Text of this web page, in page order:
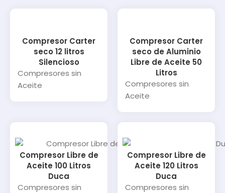
Compresor Carter
seco 12 litros
Silencioso
Compresores sin
Aceite
Compresor Carter
seco de Aluminio
Libre de Aceite 50
Litros
Compresores sin
Aceite
Compresor Libre de
Aceite 100 Litros
Duca
Compresores sin
Compresor Libre de
Aceite 120 Litros
Duca
Compresores sin